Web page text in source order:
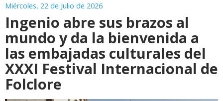
Miércoles, 22 de Julio de 2026
Ingenio abre sus brazos al
mundo y da la bienvenida a
las embajadas culturales del
XXXI Festival Internacional de
Folclore